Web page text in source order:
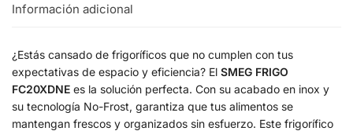
Información adicional
¿Estás cansado de frigoríficos que no cumplen con tus
expectativas de espacio y eficiencia? El SMEG FRIGO
FC20XDNE es la solución perfecta. Con su acabado en inox y
su tecnología No-Frost, garantiza que tus alimentos se
mantengan frescos y organizados sin esfuerzo. Este frigorífico